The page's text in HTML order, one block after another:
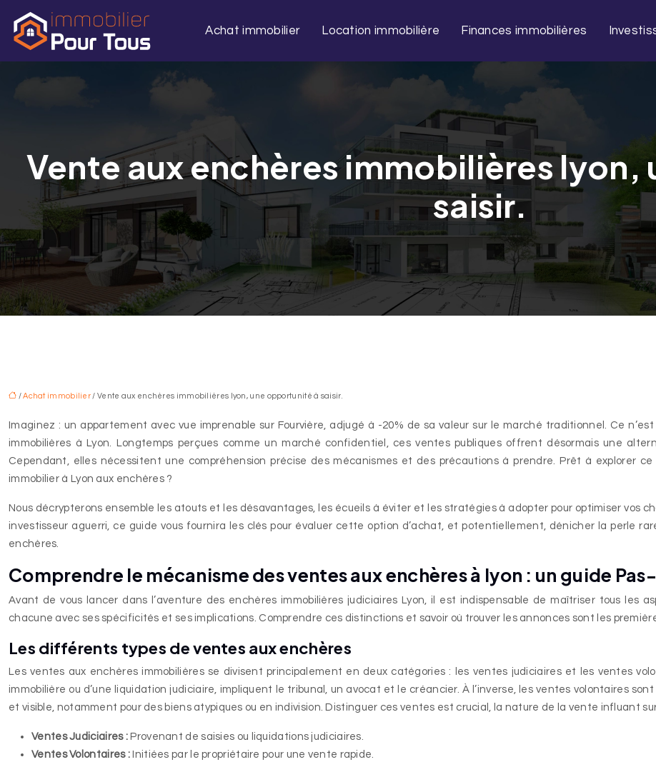
Achat immobilier Location immobilière Finances immobilières
Vente aux enchères immobilières
saisir.
/Achat immobilier / Vente aux enchères immobilières lyon, une opportunité à saisir.
Imaginez : un appartement avec vue imprenable sur Fourvière, adjugé à -20% de sa valeur sur le marché traditionnel. Ce
immobilières à Lyon. Longtemps perçues comme un marché confidentiel, ces ventes publiques offrent désormais une
Cependant, elles nécessitent une compréhension précise des mécanismes et des précautions à prendre. Prêt à explorer
immobilier à Lyon aux enchères ?
Nous décrypterons ensemble les atouts et les désavantages, les écueils à éviter et les stratégies à adopter pour optimiser vos
investisseur aguerri, ce guide vous fournira les clés pour évaluer cette option d’achat, et potentiellement, dénicher la perle
enchères.
Comprendre le mécanisme des ventes aux enchères à lyon : un guide
Avant de vous lancer dans l’aventure des enchères immobilières judiciaires Lyon, il est indispensable de maîtriser tous les
chacune avec ses spécificités et ses implications. Comprendre ces distinctions et savoir où trouver les annonces sont les
Les différents types de ventes aux enchères
Les ventes aux enchères immobilières se divisent principalement en deux catégories : les ventes judiciaires et les ventes
immobilière ou d’une liquidation judiciaire, impliquent le tribunal, un avocat et le créancier. À l’inverse, les ventes volontaires
et visible, notamment pour des biens atypiques ou en indivision. Distinguer ces ventes est crucial, la nature de la vente influant
Ventes Judiciaires : Provenant de saisies ou liquidations judiciaires.
Ventes Volontaires : Initiées par le propriétaire pour une vente rapide.